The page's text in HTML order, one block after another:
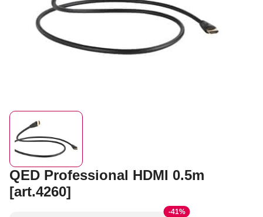
QED Professional HDMI 0.5m
[art.4260]
-41%